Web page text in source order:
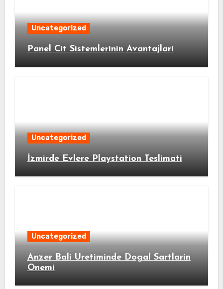
Uncategorized
Panel Cit Sistemlerinin Avantajlari
Uncategorized
İzmirde Evlere Playstation Teslimati
Uncategorized
Anzer Bali Uretiminde Dogal Sartlarin
Onemi